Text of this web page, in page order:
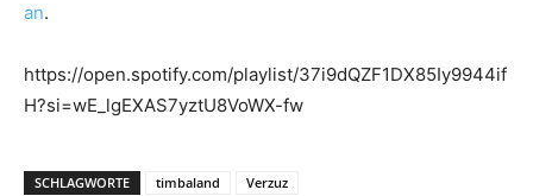
an.
https://open.spotify.com/playlist/37i9dQZF1DX85Iy9944if
H?si=wE_lgEXAS7yztU8VoWX-fw
SCHLAGWORTE timbaland Verzuz